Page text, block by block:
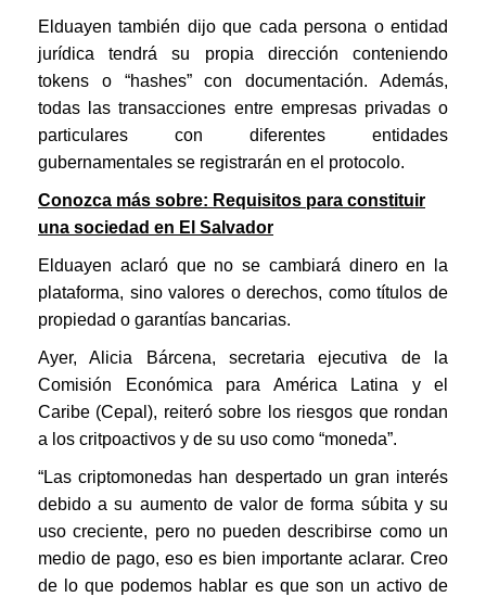
Elduayen también dijo que cada persona o entidad
jurídica tendrá su propia dirección conteniendo
tokens o “hashes” con documentación. Además,
todas las transacciones entre empresas privadas o
particulares con diferentes entidades
gubernamentales se registrarán en el protocolo.
Conozca más sobre: Requisitos para constituir
una sociedad en El Salvador
Elduayen aclaró que no se cambiará dinero en la
plataforma, sino valores o derechos, como títulos de
propiedad o garantías bancarias.
Ayer, Alicia Bárcena, secretaria ejecutiva de la
Comisión Económica para América Latina y el
Caribe (Cepal), reiteró sobre los riesgos que rondan
a los critpoactivos y de su uso como “moneda”.
“Las criptomonedas han despertado un gran interés
debido a su aumento de valor de forma súbita y su
uso creciente, pero no pueden describirse como un
medio de pago, eso es bien importante aclarar. Creo
de lo que podemos hablar es que son un activo de